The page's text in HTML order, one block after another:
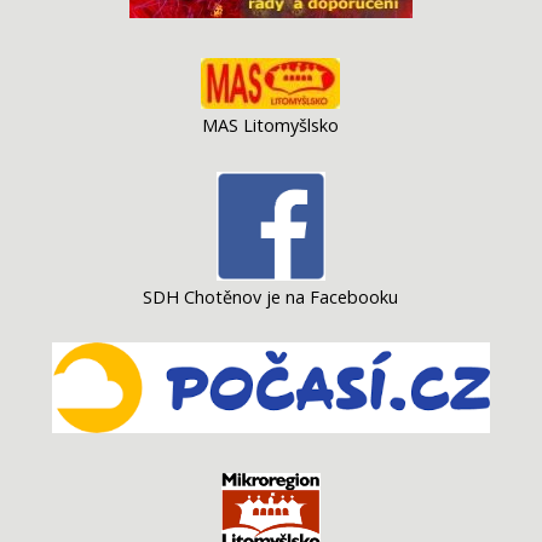
MAS Litomyšlsko
SDH Chotěnov je na Facebooku